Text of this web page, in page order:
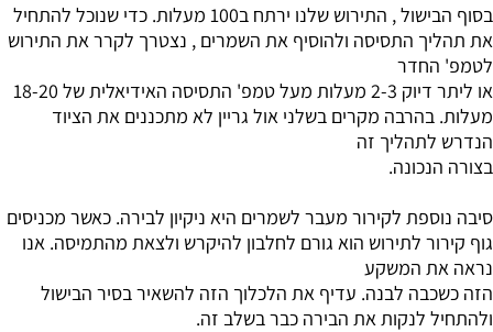
בסוף הבישול , התירוש שלנו ירתח ב100 מעלות. כדי שנוכל להתחיל
את תהליך התסיסה ולהוסיף את השמרים , נצטרך לקרר את התירוש
לטמפ' החדר
או ליתר דיוק 2-3 מעלות מעל טמפ' התסיסה האידיאלית של 18-20
מעלות. בהרבה מקרים בשלני אול גריין לא מתכננים את הציוד
הנדרש לתהליך זה
בצורה הנכונה.
סיבה נוספת לקירור מעבר לשמרים היא ניקיון לבירה. כאשר מכניסים
גוף קירור לתירוש הוא גורם לחלבון להיקרש ולצאת מהתמיסה. אנו
נראה את המשקע
הזה כשכבה לבנה. עדיף את הלכלוך הזה להשאיר בסיר הבישול
ולהתחיל לנקות את הבירה כבר בשלב זה.